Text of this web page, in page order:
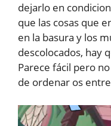
dejarlo en
que las cosas que
en la basura y los
descolocados, hay
Parece fácil pero
de ordenar os